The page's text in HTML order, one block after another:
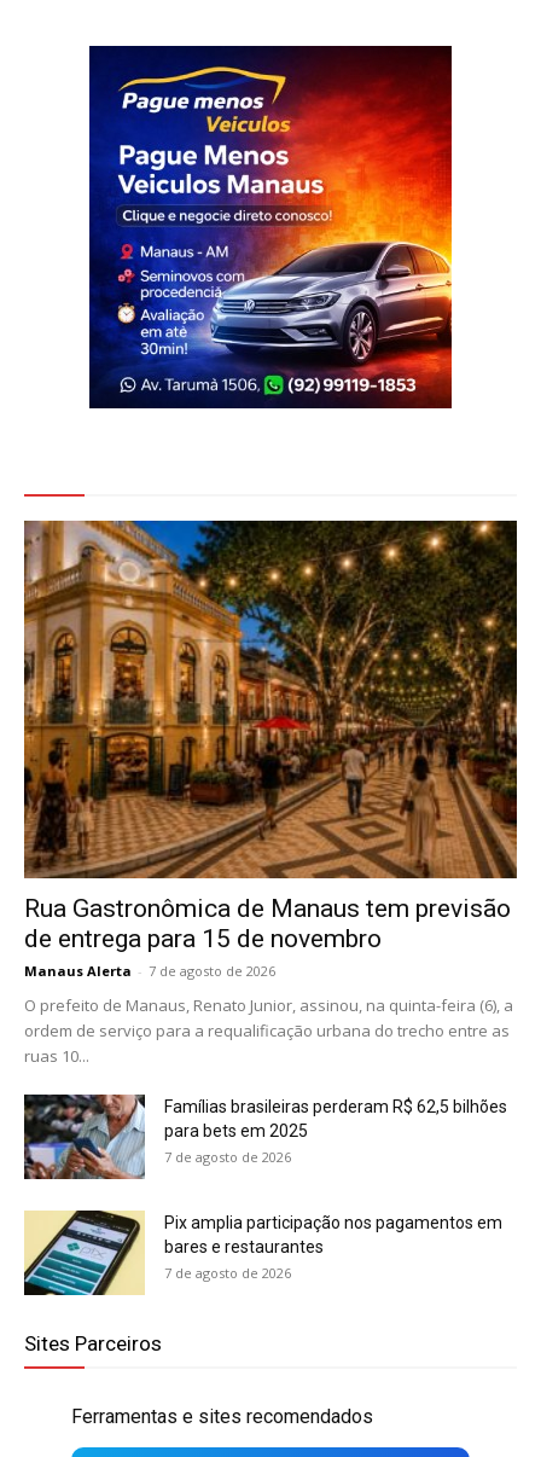
Rua Gastronômica de Manaus tem previsão
de entrega para 15 de novembro
Manaus Alerta - 7 de agosto de 2026
O prefeito de Manaus, Renato Junior, assinou, na quinta-feira (6), a
ordem de serviço para a requalificação urbana do trecho entre as
ruas 10...
Famílias brasileiras perderam R$ 62,5 bilhões
para bets em 2025
7 de agosto de 2026
Pix amplia participação nos pagamentos em
bares e restaurantes
7 de agosto de 2026
Sites Parceiros
Ferramentas e sites recomendados